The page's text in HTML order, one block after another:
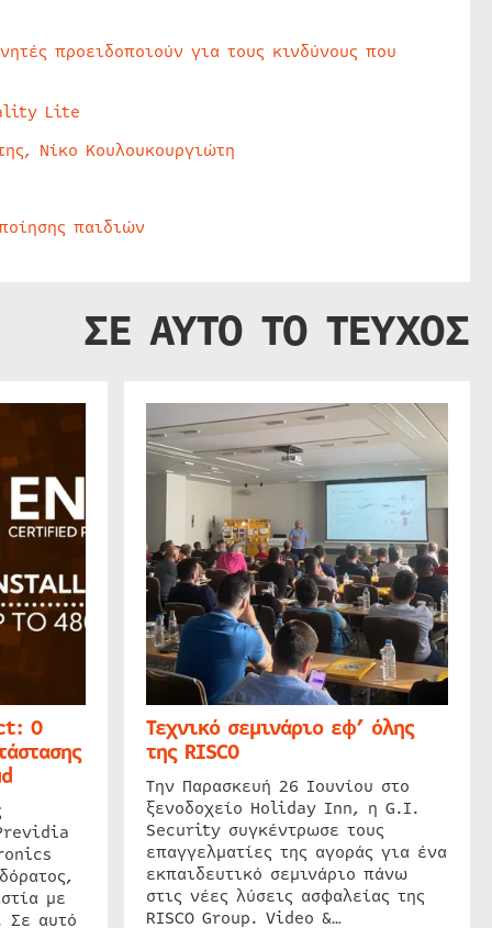
προειδοποιούν για τους κινδύνους που
Lite
Νίκο Κουλουκουργιώτη
παιδιών
ΣΕ ΑΥΤΟ ΤΟ ΤΕΥΧΟΣ
Ο
με
Σε αυτό
Τεχνικό σεμινάριο εφ’ όλης
της RISCO
Την Παρασκευή 26 Ιουνίου στο
ξενοδοχείο Holiday Inn, η G.I.
Security συγκέντρωσε τους
επαγγελματίες της αγοράς για ένα
εκπαιδευτικό σεμινάριο πάνω
στις νέες λύσεις ασφαλείας της
RISCO Group. Video &…